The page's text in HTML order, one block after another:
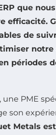
que
efficacité.
de
notre
périodes
PME
son
Metals